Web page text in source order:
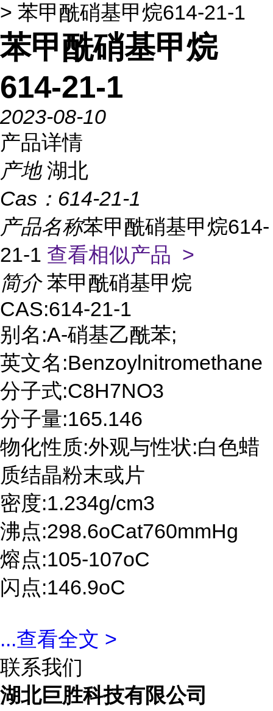
> 苯甲酰硝基甲烷614-21-1
苯甲酰硝基甲烷
614-21-1
2023-08-10
产品详情
产地 湖北
Cas： 614-21-1
产品名称苯甲酰硝基甲烷614-
21-1 查看相似产品 >
简介 苯甲酰硝基甲烷
CAS:614-21-1
别名:Α-硝基乙酰苯;
英文名:Benzoylnitromethane
分子式:C8H7NO3
分子量:165.146
物化性质:外观与性状:白色蜡
质结晶粉末或片
密度:1.234g/cm3
沸点:298.6oCat760mmHg
熔点:105-107oC
闪点:146.9oC
...查看全文 >
联系我们
湖北巨胜科技有限公司